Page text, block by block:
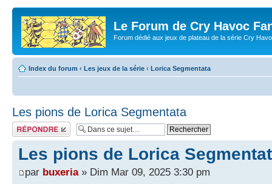
Le Forum de Cry Havoc
Forum dédié aux jeux de plateau de la série Cry
Index du forum ‹ Les jeux de la série ‹ Lorica Segmentata
Les pions de Lorica Segmentata
Répondre
Les pions de Lorica
par buxeria» Dim Mar 09, 2025 3:30 pm